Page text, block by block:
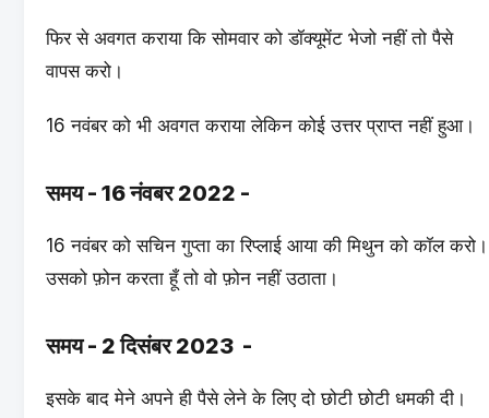
फिर से अवगत कराया कि सोमवार को डॉक्यूमेंट भेजो नहीं तो पैसे
वापस करो।
16 नवंबर को भी अवगत कराया लेकिन कोई उत्तर प्राप्त नहीं हुआ।
समय - 16 नंवबर 2022 -
16 नवंबर को सचिन गुप्ता का रिप्लाई आया की मिथुन को कॉल करो।
उसको फ़ोन करता हूँ तो वो फ़ोन नहीं उठाता।
समय - 2 दिसंबर 2023 -
इसके बाद मेने अपने ही पैसे लेने के लिए दो छोटी छोटी धमकी दी।